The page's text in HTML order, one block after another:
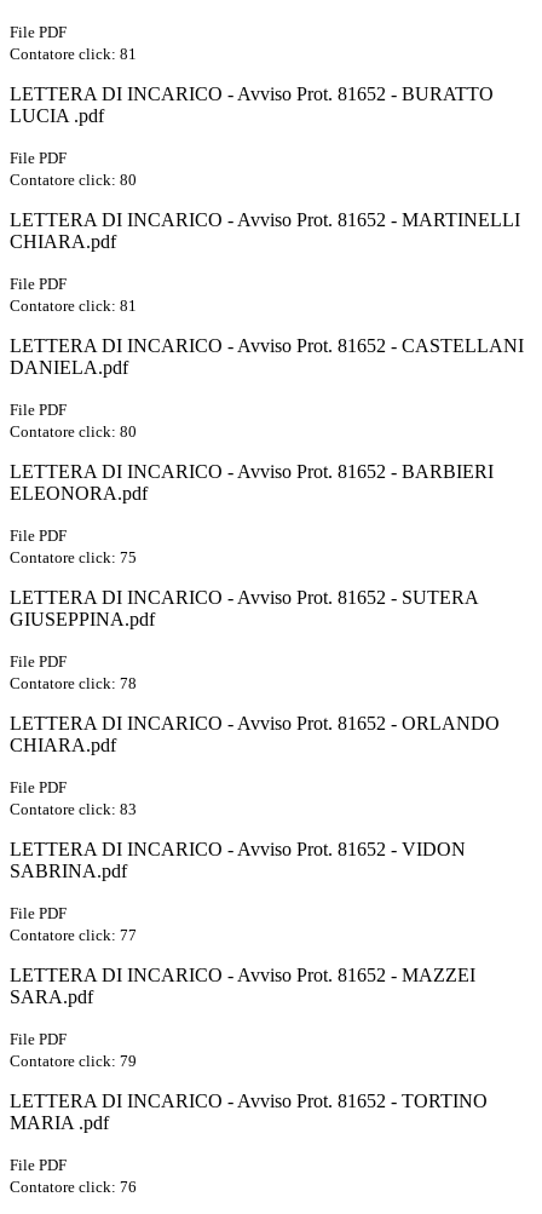
File PDF
Contatore click: 81
LETTERA DI INCARICO - Avviso Prot. 81652 - BURATTO
LUCIA .pdf
File PDF
Contatore click: 80
LETTERA DI INCARICO - Avviso Prot. 81652 - MARTINELLI
CHIARA.pdf
File PDF
Contatore click: 81
LETTERA DI INCARICO - Avviso Prot. 81652 - CASTELLANI
DANIELA.pdf
File PDF
Contatore click: 80
LETTERA DI INCARICO - Avviso Prot. 81652 - BARBIERI
ELEONORA.pdf
File PDF
Contatore click: 75
LETTERA DI INCARICO - Avviso Prot. 81652 - SUTERA
GIUSEPPINA.pdf
File PDF
Contatore click: 78
LETTERA DI INCARICO - Avviso Prot. 81652 - ORLANDO
CHIARA.pdf
File PDF
Contatore click: 83
LETTERA DI INCARICO - Avviso Prot. 81652 - VIDON
SABRINA.pdf
File PDF
Contatore click: 77
LETTERA DI INCARICO - Avviso Prot. 81652 - MAZZEI
SARA.pdf
File PDF
Contatore click: 79
LETTERA DI INCARICO - Avviso Prot. 81652 - TORTINO
MARIA .pdf
File PDF
Contatore click: 76